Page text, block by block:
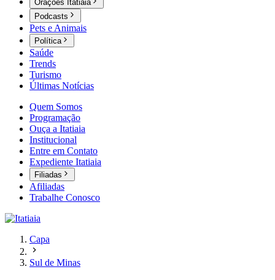
Orações Itatiaia
Podcasts
Pets e Animais
Política
Saúde
Trends
Turismo
Últimas Notícias
Quem Somos
Programação
Ouça a Itatiaia
Institucional
Entre em Contato
Expediente Itatiaia
Filiadas
Afiliadas
Trabalhe Conosco
Capa
Sul de Minas